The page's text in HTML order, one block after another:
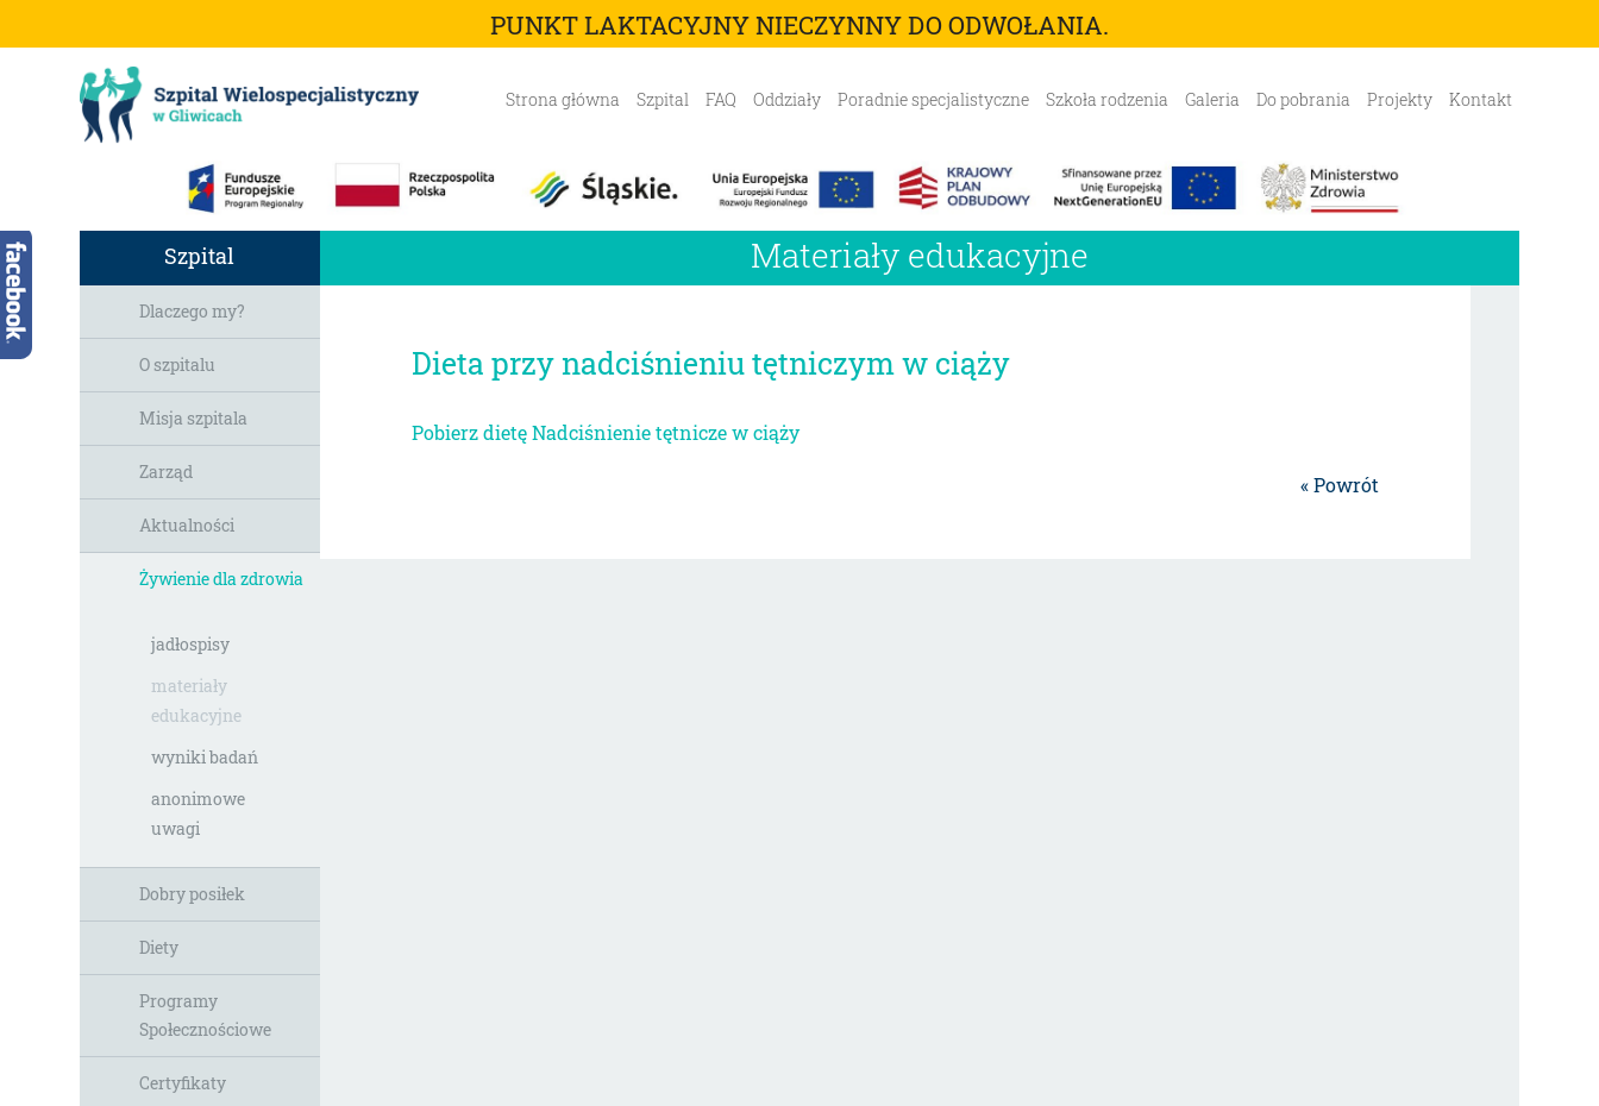
PUNKT LAKTACYJNY NIECZYNNY DO ODWOŁANIA.
Strona główna Szpital FAQ Oddziały Poradnie specjalistyczne Szkoła rodzenia Galeria Do pobrania Projekty Kontakt
Szpital
Dlaczego my?
O szpitalu
Misja szpitala
Zarząd
Aktualności
Żywienie dla zdrowia
jadłospisy
materiały
edukacyjne
wyniki badań
anonimowe
uwagi
Dobry posiłek
Diety
Programy
Społecznościowe
Certyfikaty
Materiały edukacyjne
Dieta przy nadciśnieniu tętniczym w ciąży
Pobierz dietę Nadciśnienie tętnicze w ciąży
« Powrót